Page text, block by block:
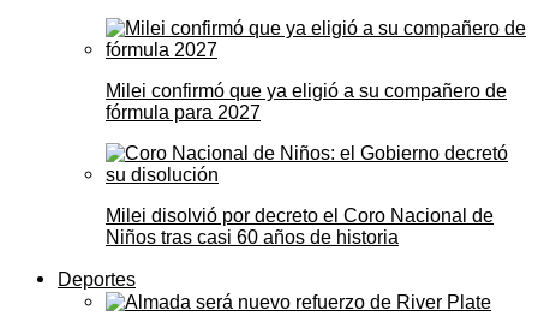
Milei confirmó que ya eligió a su compañero de
fórmula para 2027
Milei disolvió por decreto el Coro Nacional de
Niños tras casi 60 años de historia
Deportes